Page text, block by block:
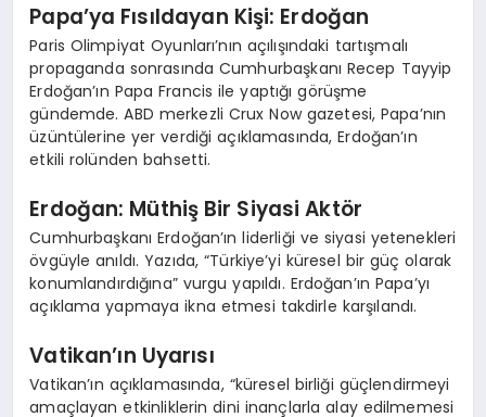
Papa’ya Fısıldayan Kişi: Erdoğan
Paris Olimpiyat Oyunları’nın açılışındaki tartışmalı
propaganda sonrasında Cumhurbaşkanı Recep Tayyip
Erdoğan’ın Papa Francis ile yaptığı görüşme
gündemde. ABD merkezli Crux Now gazetesi, Papa’nın
üzüntülerine yer verdiği açıklamasında, Erdoğan’ın
etkili rolünden bahsetti.
Erdoğan: Müthiş Bir Siyasi Aktör
Cumhurbaşkanı Erdoğan’ın liderliği ve siyasi yetenekleri
övgüyle anıldı. Yazıda, “Türkiye’yi küresel bir güç olarak
konumlandırdığına” vurgu yapıldı. Erdoğan’ın Papa’yı
açıklama yapmaya ikna etmesi takdirle karşılandı.
Vatikan’ın Uyarısı
Vatikan’ın açıklamasında, “küresel birliği güçlendirmeyi
amaçlayan etkinliklerin dini inançlarla alay edilmemesi